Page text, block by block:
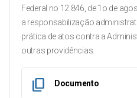
Federal no 12.846, de 1o de
a responsabilização
prática de atos contra a
outras providências.
content_copy Documento